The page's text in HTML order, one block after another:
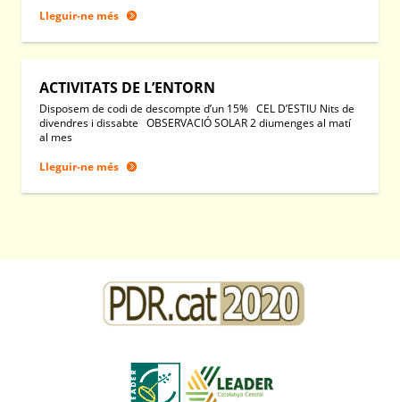
Lleguir-ne més
ACTIVITATS DE L’ENTORN
Disposem de codi de descompte d’un 15% CEL D’ESTIU Nits de
divendres i dissabte OBSERVACIÓ SOLAR 2 diumenges al matí
al mes
Lleguir-ne més